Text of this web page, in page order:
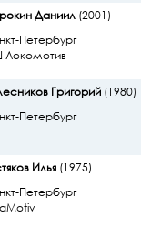
Даниил(2001)
Петербург
Григорий(1980)
Петербург
Илья(1975)
Петербург